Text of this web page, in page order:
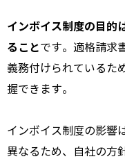
インボイス制度の目的
ることです。適格請求
義務付けられているた
握できます。
インボイス制度の影響
異なるため、自社の方